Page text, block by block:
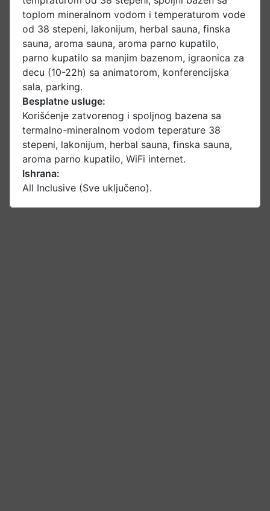
toplom mineralnom vodom i temperaturom vode
od 38 stepeni, lakonijum, herbal sauna, finska
sauna, aroma sauna, aroma parno kupatilo,
parno kupatilo sa manjim bazenom, igraonica za
decu (10-22h) sa animatorom, konferencijska
sala, parking.
Besplatne usluge:
Korišćenje zatvorenog i spoljnog bazena sa
termalno-mineralnom vodom teperature 38
stepeni, lakonijum, herbal sauna, finska sauna,
aroma parno kupatilo, WiFi internet.
Ishrana:
All Inclusive (Sve uključeno).